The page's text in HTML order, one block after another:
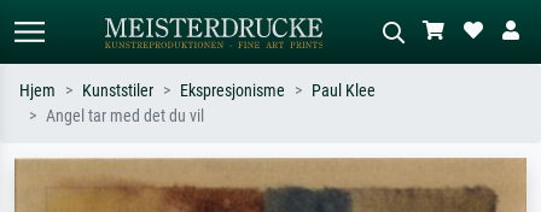
Søk etter kunstner, tittel eller stil – for
eksempel Monet, Stjernenatt,
eng, abstrakt med mye rødt, mørkt
Hjem Kunststiler Ekspresjonisme
Paul Klee
Angel tar med det du vil